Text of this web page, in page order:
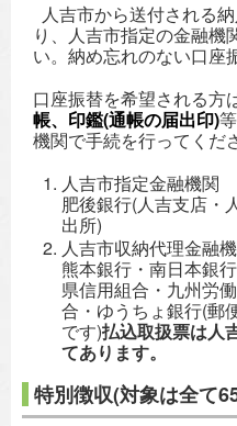
人吉市から送付される
り、人吉市指定の金融機
い。納め忘れのない口座
口座振替を希望される方は
帳、印鑑(通帳の届出印)
機関で手続を行ってくだ
人吉市指定金融機関
肥後銀行(人吉支店・
出所)
人吉市収納代理金融
熊本銀行・南日本銀
県信用組合・九州労
合・ゆうちょ銀行(郵
です)払込取扱票は人
てあります。
特別徴収(対象は全て